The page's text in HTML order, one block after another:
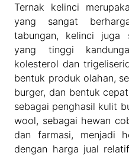
Ternak kelinci
yang sangat
tabungan, kelinci juga
yang tinggi
kolesterol dan
bentuk produk olahan,
burger, dan bentuk
sebagai penghasil kulit
wool, sebagai hewan
dan farmasi, menjadi
dengan harga jual